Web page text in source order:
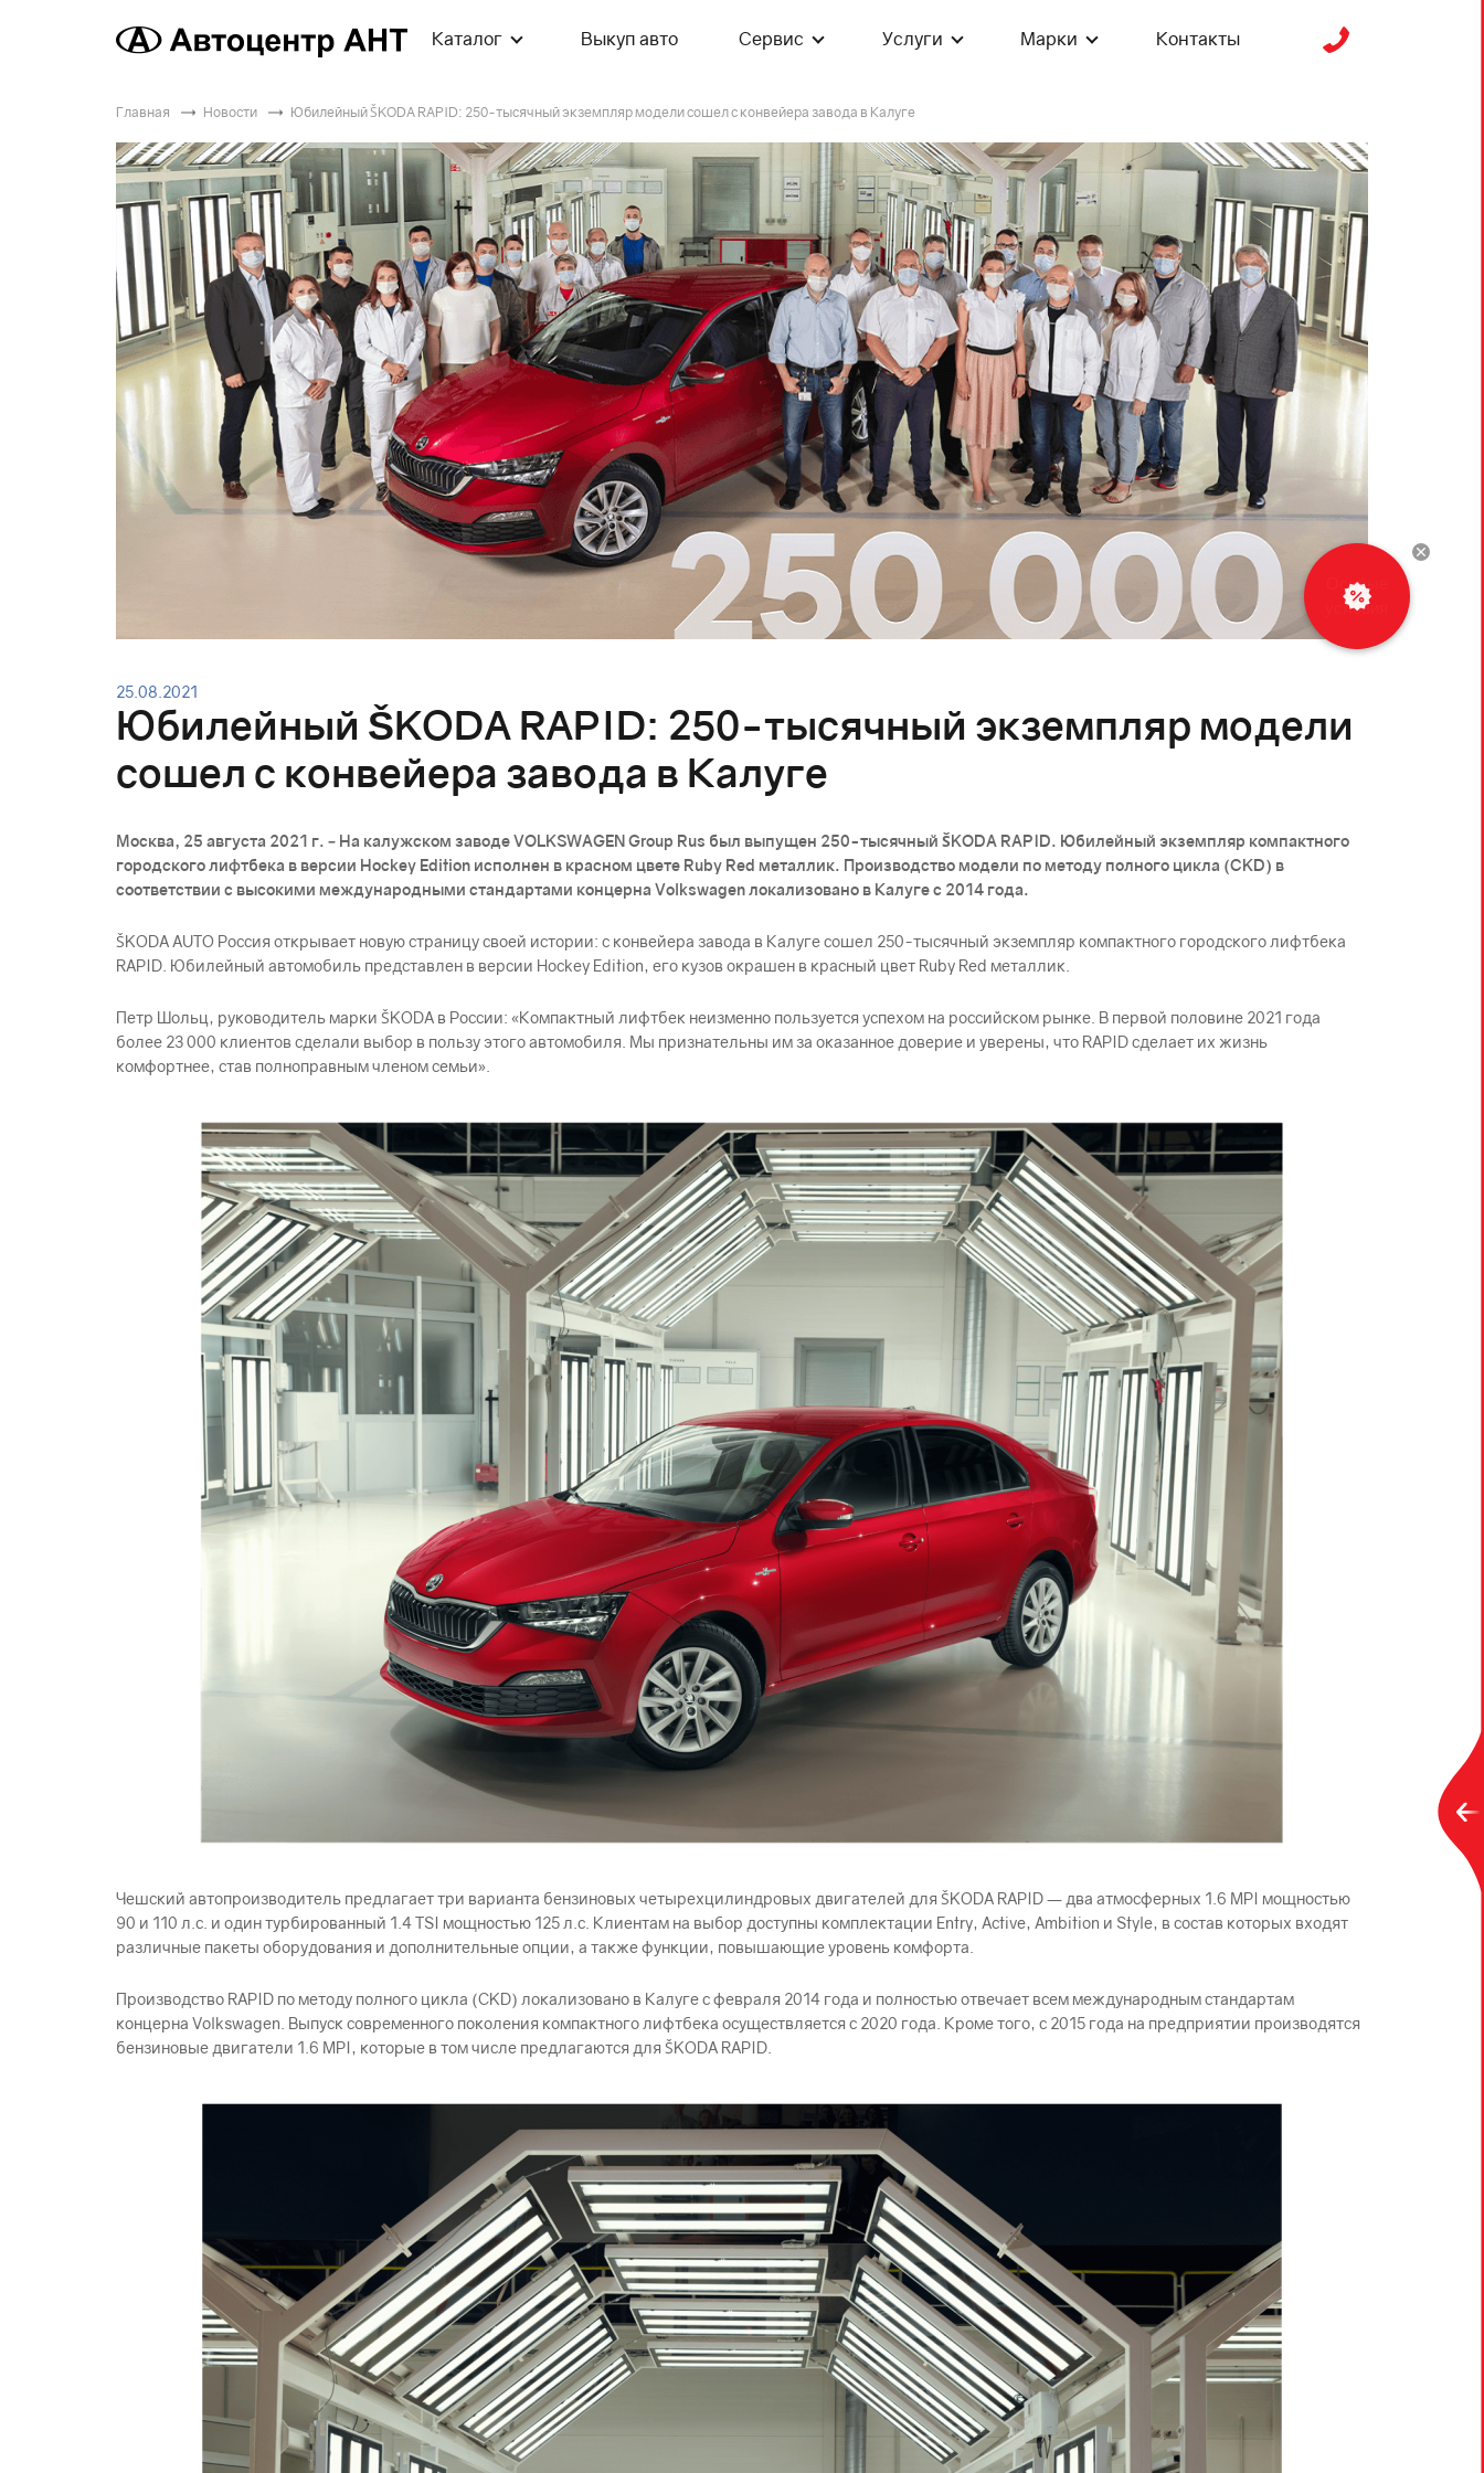
Каталог Выкуп авто Сервис Услуги Марки Контакты
Главная Новости Юбилейный ŠKODА RAPID: 250-тысячный экземпляр модели сошел с конвейера завода в Калуге
25.08.2021
Юбилейный ŠKODА RAPID: 250-тысячный экземпляр модели
сошел с конвейера завода в Калуге
Москва, 25 августа 2021 г. – На калужском заводе VOLKSWAGEN Group Rus был выпущен 250-тысячный ŠKODА RAPID. Юбилейный экземпляр компактного
городского лифтбека в версии Hockey Edition исполнен в красном цвете Ruby Red металлик. Производство модели по методу полного цикла (CKD) в
соответствии с высокими международными стандартами концерна Volkswagen локализовано в Калуге с 2014 года.
ŠKODА AUTO Россия открывает новую страницу своей истории: с конвейера завода в Калуге сошел 250-тысячный экземпляр компактного городского лифтбека
RAPID. Юбилейный автомобиль представлен в версии Hockey Edition, его кузов окрашен в красный цвет Ruby Red металлик.
Петр Шольц, руководитель марки ŠKODА в России: «Компактный лифтбек неизменно пользуется успехом на российском рынке. В первой половине 2021 года
более 23 000 клиентов сделали выбор в пользу этого автомобиля. Мы признательны им за оказанное доверие и уверены, что RAPID сделает их жизнь
комфортнее, став полноправным членом семьи».
Чешский автопроизводитель предлагает три варианта бензиновых четырехцилиндровых двигателей для ŠKODА RAPID — два атмосферных 1.6 MPI мощностью
90 и 110 л.с. и один турбированный 1.4 TSI мощностью 125 л.с. Клиентам на выбор доступны комплектации Entry, Active, Ambition и Style, в состав которых входят
различные пакеты оборудования и дополнительные опции, а также функции, повышающие уровень комфорта.
Производство RAPID по методу полного цикла (CKD) локализовано в Калуге с февраля 2014 года и полностью отвечает всем международным стандартам
концерна Volkswagen. Выпуск современного поколения компактного лифтбека осуществляется с 2020 года. Кроме того, с 2015 года на предприятии производятся
бензиновые двигатели 1.6 MPI, которые в том числе предлагаются для ŠKODА RAPID.